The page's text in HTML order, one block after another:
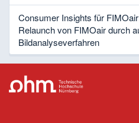
Consumer Insights für
Relaunch von FIMOair durch
Bildanalyseverfahren